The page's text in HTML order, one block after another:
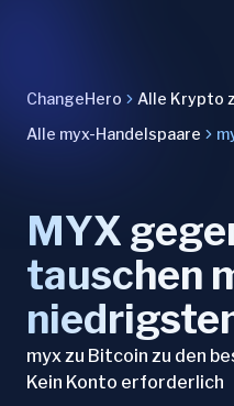
ChangeHero
Alle Krypto
Alle myx-Handelspaare
MYX
tauschen
myx zu Bitcoin zu den
Kein Konto erforderlich